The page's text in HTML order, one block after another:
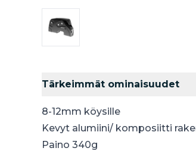
Tärkeimmät ominaisuudet
8-12mm köysille
Kevyt alumiini/ komposiitti
Paino 340g